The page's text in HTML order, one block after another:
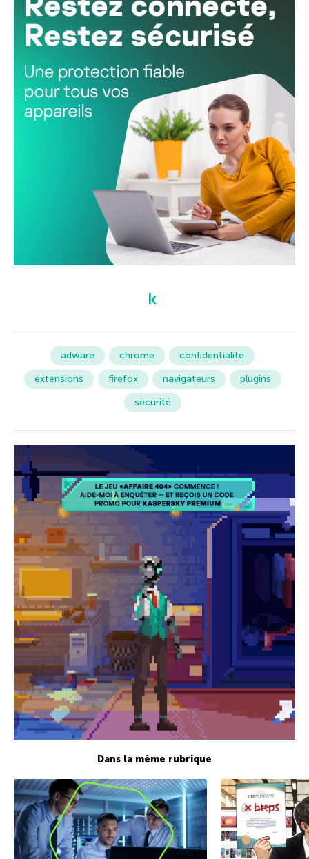
adware chrome
confidentialité
extensions
firefox navigateurs
plugins
sécurité
Dans la même rubrique